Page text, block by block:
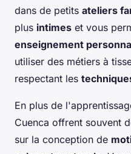
dans de petits ateliers
plus intimes et vous
enseignement
utiliser des métiers à
respectant les
En plus de
Cuenca offrent souvent
sur la conception de